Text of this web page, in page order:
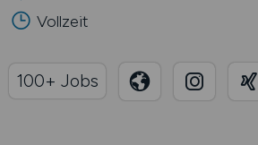
Vollzeit
100+ Jobs